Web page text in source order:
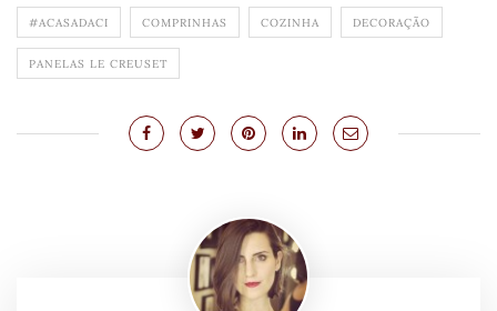
#ACASADACI COMPRINHAS COZINHA DECORAÇÃO
PANELAS LE CREUSET